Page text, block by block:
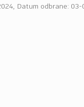
, Datum odbrane: 03-